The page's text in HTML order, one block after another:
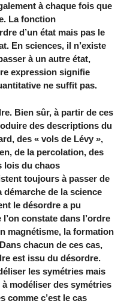
à chaque fois que
La fonction
d’un état mais pas le
En sciences, il n’existe
à un autre état,
expression signifie
ne suffit pas.
Bien sûr, à partir de ces
des descriptions du
des « vols de Lévy »,
de la percolation, des
lois du chaos
toujours à passer de
démarche de la science
le désordre a pu
constate dans l’ordre
magnétisme, la formation
chacun de ces cas,
est issu du désordre.
les symétries mais
modéliser des symétries
comme c’est le cas